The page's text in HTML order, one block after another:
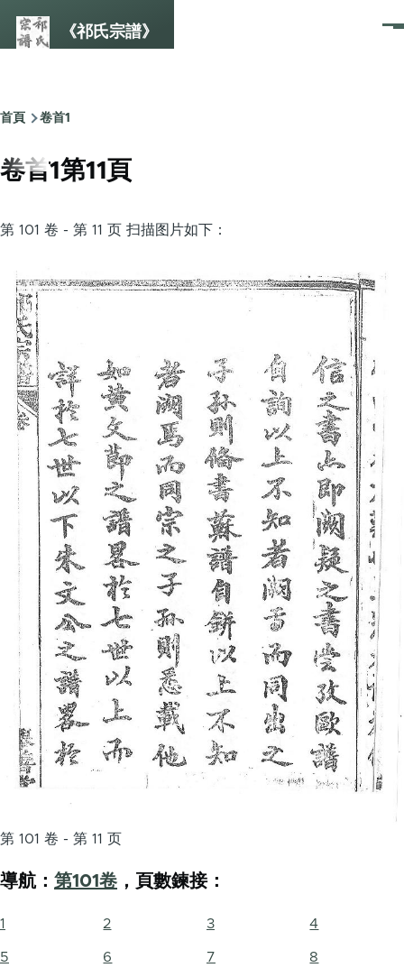
《祁氏宗譜》
選
Breadcrumb
首頁 卷首1
卷首1第11頁
第 101 卷 - 第 11 页 扫描图片如下：
第 101 卷 - 第 11 页
導航： 第101卷 ，頁數鍊接：
1 2 3 4
5 6 7 8